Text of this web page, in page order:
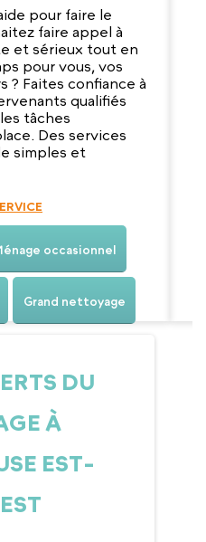
pour faire le
faire appel à
et sérieux tout en
pour vous, vos
? Faites confiance à
qualifiés
tâches
Des services
simples et
occasionnel
Grand nettoyage
DU
À
EST-